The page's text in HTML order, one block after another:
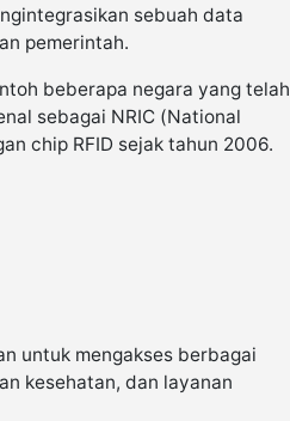
sebuah data
pemerintah.
beberapa negara yang telah
sebagai NRIC (National
chip RFID sejak tahun 2006.
untuk mengakses berbagai
kesehatan, dan layanan